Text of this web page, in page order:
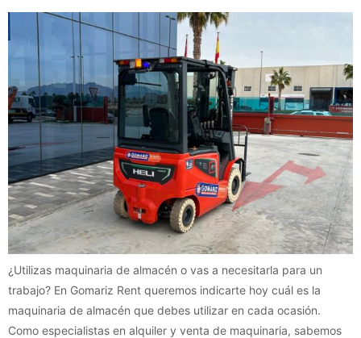
¿Utilizas maquinaria de almacén o vas a necesitarla para un
trabajo? En Gomariz Rent queremos indicarte hoy cuál es la
maquinaria de almacén que debes utilizar en cada ocasión.
Como especialistas en alquiler y venta de maquinaria, sabemos